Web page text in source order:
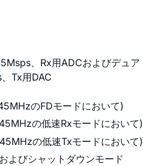
、Rx用ADCおよびデュア
Tx用DAC
のFDモードにおいて)
の低速Rxモードにおいて)
の低速Txモードにおいて)
よびシャットダウンモード